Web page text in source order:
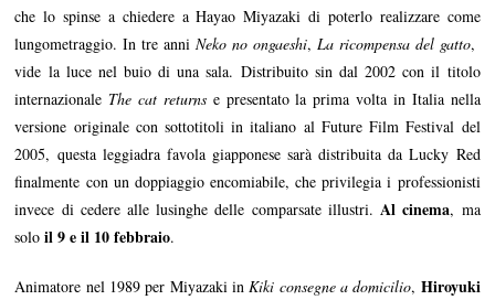
che lo spinse a chiedere a Hayao Miyazaki di poterlo realizzare come
lungometraggio. In tre anniNeko no ongaeshi, La ricompensa del gatto,
vide la luce nel buio di una sala. Distribuito sin dal 2002 con il titolo
internazionale The cat returnse presentato la prima volta in Italia nella
versione originale con sottotitoli in italiano al Future Film Festival del
2005, questa leggiadra favola giapponese sarà distribuita da Lucky Red
finalmente con un doppiaggio encomiabile, che privilegia i professionisti
invece di cedere alle lusinghe delle comparsate illustri. Al cinema, ma
soloil 9 e il 10 febbraio.
Animatore nel 1989 per Miyazaki in Kiki consegne a domicilio, Hiroyuki